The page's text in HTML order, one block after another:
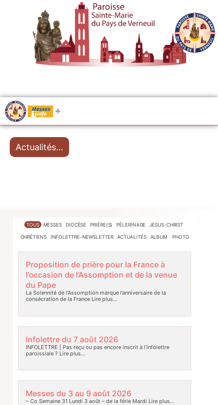
Messes
Actualités…
TOUS MESSES DIOCÈSE PRIÈRE(S) PÈLERINAGE JÉSUS-CHRIST
CHRÉTIENS INFOLETTRE-NEWSLETTER ACTUALITÉS ALBUM PHOTO
Proposition de prière pour la France à
l’occasion de l’Assomption et de la venue
du Pape
La Solennité de l’Assomption marque l’anniversaire de la
consécration de la FranceLire plus…
Infolettre du 7 août 2026
INFOLETTRE | Pas reçu ou pas encore inscrit à l’infolettre
paroissiale ? Lire plus…
Messes du 3 au 9 août 2026
– Co Semaine 31 Lundi 3 août – de la férie Mardi Lire plus…